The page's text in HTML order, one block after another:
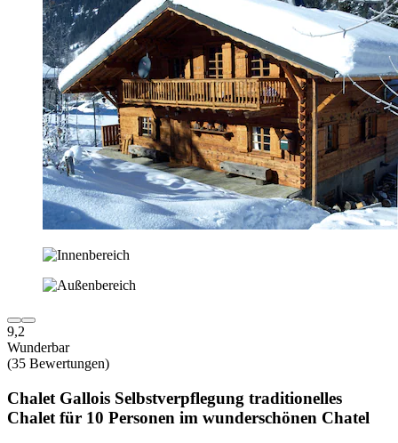
9,2
Wunderbar
(35 Bewertungen)
Chalet Gallois Selbstverpflegung traditionelles
Chalet für 10 Personen im wunderschönen Chatel